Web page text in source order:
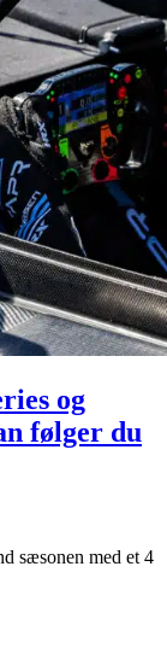
og
følger du
sæsonen med et 4